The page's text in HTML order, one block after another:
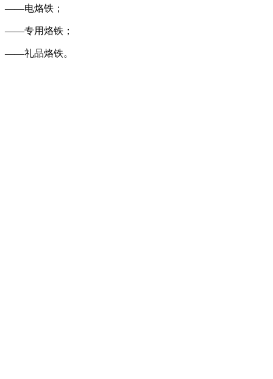
——电烙铁；
——专用烙铁；
——礼品烙铁。